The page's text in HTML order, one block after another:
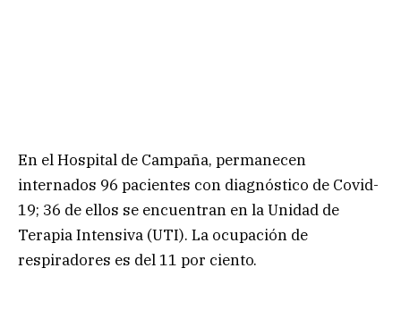
En el Hospital de Campaña, permanecen
internados 96 pacientes con diagnóstico de Covid-
19; 36 de ellos se encuentran en la Unidad de
Terapia Intensiva (UTI). La ocupación de
respiradores es del 11 por ciento.